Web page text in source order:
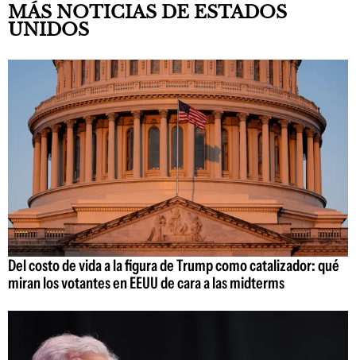
MÁS NOTICIAS DE ESTADOS
UNIDOS
Del costo de vida a la figura de Trump como catalizador: qué
miran los votantes en EEUU de cara a las midterms